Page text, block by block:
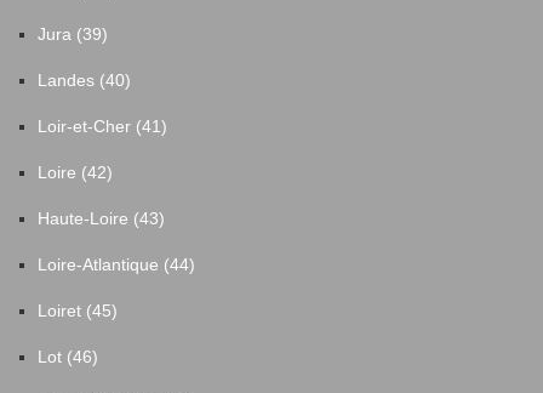
Jura (39)
Landes (40)
Loir-et-Cher (41)
Loire (42)
Haute-Loire (43)
Loire-Atlantique (44)
Loiret (45)
Lot (46)